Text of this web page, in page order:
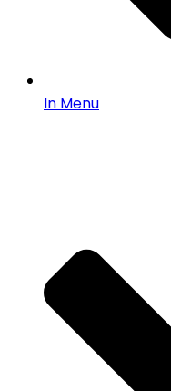
In Menu